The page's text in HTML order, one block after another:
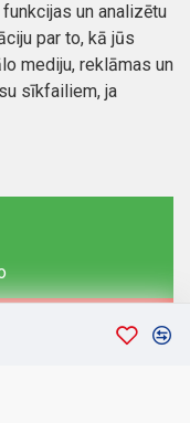
politika
Visas tiesības
un analizētu
par to, kā jūs
mediju, reklāmas un
sīkfailiem, ja